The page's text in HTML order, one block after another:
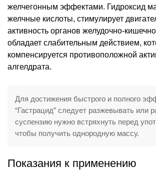
желчегонным эффектами. Гидроксид
желчные кислоты, стимулирует
активность органов желудочно-
обладает слабительным действием,
компенсируется противоположной
алгелдрата.
Для достижения быстрого и полного
“Гастрацид” следует разжевывать или
суспензию нужно встряхнуть перед
чтобы получить однородную массу.
Показания к применению